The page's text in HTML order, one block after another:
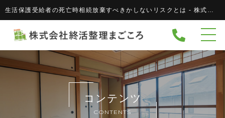
生活保護受給者の死亡時相続放棄すべきかしないリスクとは - 株式会社 終活整理まごころ株式会社 終活整理まごころ
当社について
協力企業
キャンペーン
サービスメニュー
コンテンツ
CONTENTS